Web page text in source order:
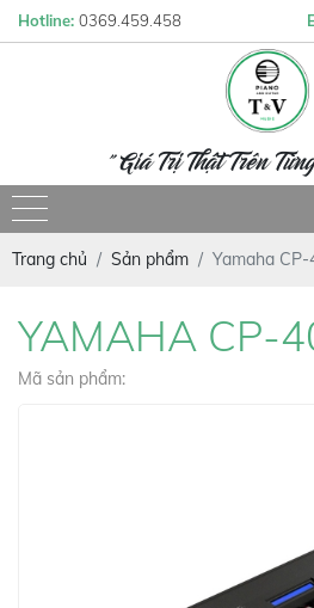
Hotline: 0369.459.458
" Giá Trị Thật Trên
Trang chủ Sản phẩm Yamaha CP-
YAMAHA CP-
Mã sản phẩm: